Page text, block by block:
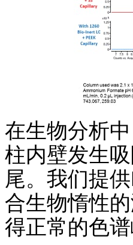
在生物分析
柱内壁发生
尾。我们提
合生物惰性
得正常的色谱